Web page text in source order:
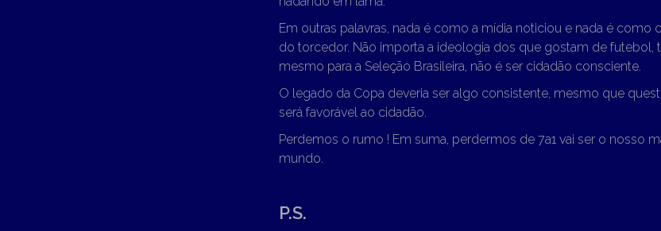
Em outras palavras, nada é como a mídia noticiou e nada é como
do torcedor. Não importa a ideologia dos que gostam de futebol,
mesmo para a Seleção Brasileira, não é ser cidadão consciente.
O legado da Copa deveria ser algo consistente, mesmo que
será favorável ao cidadão.
Perdemos o rumo ! Em suma, perdermos de 7a1 vai ser o nosso
mundo.
P.S.